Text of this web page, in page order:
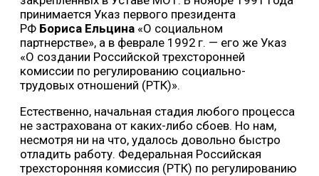
принимается Указ первого президента
РФ Бориса Ельцина «О социальном
партнерстве», а в феврале 1992 г. — его же Указ
«О создании Российской трехсторонней
комиссии по регулированию социально-
трудовых отношений (РТК)».
Естественно, начальная стадия любого процесса
не застрахована от каких-либо сбоев. Но нам,
несмотря ни на что, удалось довольно быстро
отладить работу. Федеральная Российская
трехсторонняя комиссия (РТК) по регулированию